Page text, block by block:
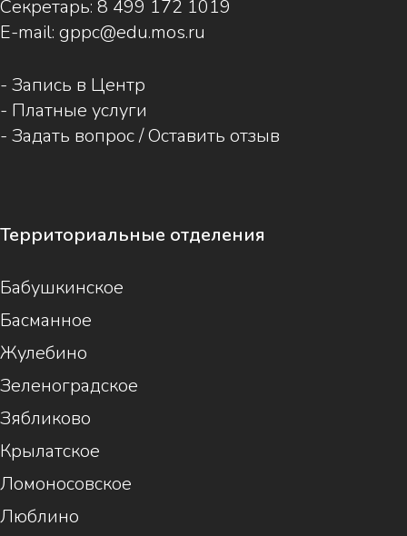
Секретарь: 8 499 172 1019
E-mail: gppc@edu.mos.ru
- Запись в Центр
- Платные услуги
- Задать вопрос / Оставить отзыв
Территориальные отделения
Бабушкинское
Басманное
Жулебино
Зеленоградское
Зябликово
Крылатское
Ломоносовское
Люблино